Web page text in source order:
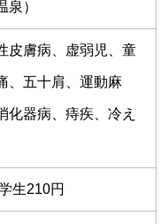
泉）
皮膚病、虚弱児、童
、五十肩、運動麻
化器病、痔疾、冷え
生210円